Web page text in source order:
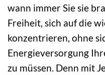
wann immer Sie sie
Freiheit, sich auf die
konzentrieren, ohne
Energieversorgung
zu müssen. Denn mit